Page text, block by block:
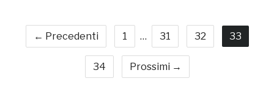
← Precedenti 1 … 31 32 33
34 Prossimi →